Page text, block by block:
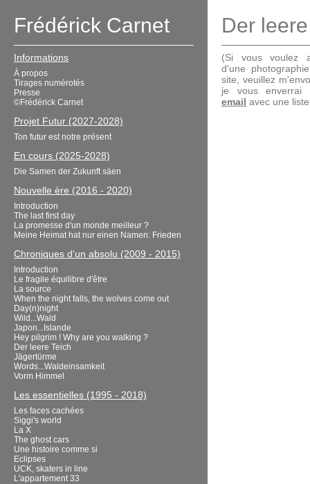
Frédérick Carnet
Informations
À propos
Tirages numérotés
Presse
©Frédérick Carnet
Projet Futur (2027-2028)
Ton futur est notre présent
En cours (2025-2028)
Die Samen der Zukunft säen
Nouvelle ère (2016 - 2020)
Introduction
The last first day
La promesse d'un monde meilleur ?
Meine Heimat hat nur einen Namen: Frieden
Chroniques d'un absolu (2009 - 2015)
Introduction
Le fragile équilibre d'être
La source
When the night falls, the wolves come out
Day(n)night
Wild...Wald
Japon...Islande
Hey pilgrim ! Why are you walking ?
Der leere Teich
Jägertürme
Words...Waldeinsamkeit
Vorm Himmel
Les essentielles (1995 - 2018)
Les faces cachées
Siggi's world
La X
The ghost cars
Une histoire comme si
Eclipses
UCK, skaters in line
L'appartement 33
Der
(Si vous voulez
d'une
site, veuillez
je vous enverrai
email avec une